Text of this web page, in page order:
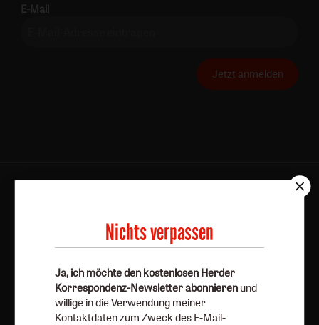
E-Mail
Jetzt anmelden
Nichts verpassen
Ja, ich möchte den kostenlosen Herder
Korrespondenz-Newsletter abonnieren und
willige in die Verwendung meiner
Kontaktdaten zum Zweck des E-Mail-